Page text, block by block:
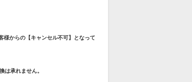
様からの【キャンセル不可】となって
は承れません。